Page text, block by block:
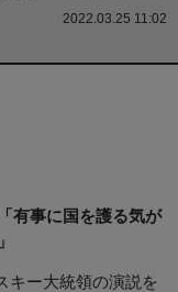
2022.03.25 11:02
有事に国を護る気が
キー大統領の演説を